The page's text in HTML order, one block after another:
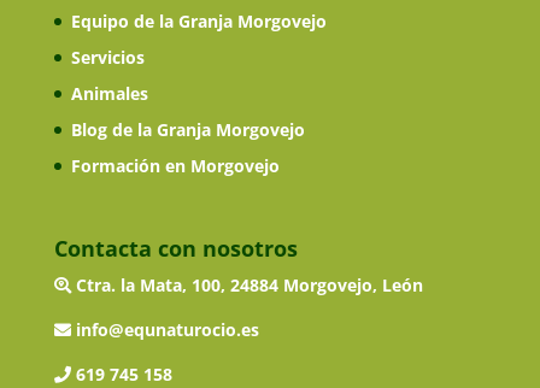
Equipo de la Granja Morgovejo
Servicios
Animales
Blog de la Granja Morgovejo
Formación en Morgovejo
Contacta con nosotros
Ctra. la Mata, 100, 24884 Morgovejo, León
info@equnaturocio.es
619 745 158